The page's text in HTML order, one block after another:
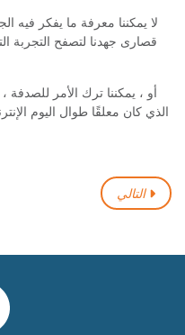
لا يمكننا معرفة ما يفكر فيه
قصارى جهدنا لتصفح التجربة
أو ، يمكننا ترك الأمر للصدفة
الذي كان معلقًا طوال اليوم
التالي